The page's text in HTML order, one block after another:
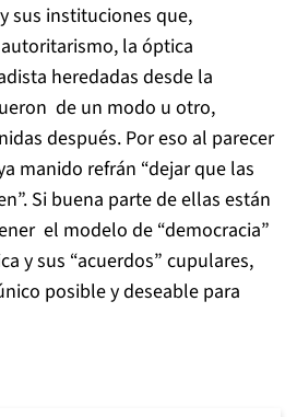
sus instituciones que,
la óptica
heredadas desde la
de un modo u otro,
después. Por eso al parecer
manido refrán “dejar que las
Si buena parte de ellas están
el modelo de “democracia”
y sus “acuerdos” cupulares,
posible y deseable para